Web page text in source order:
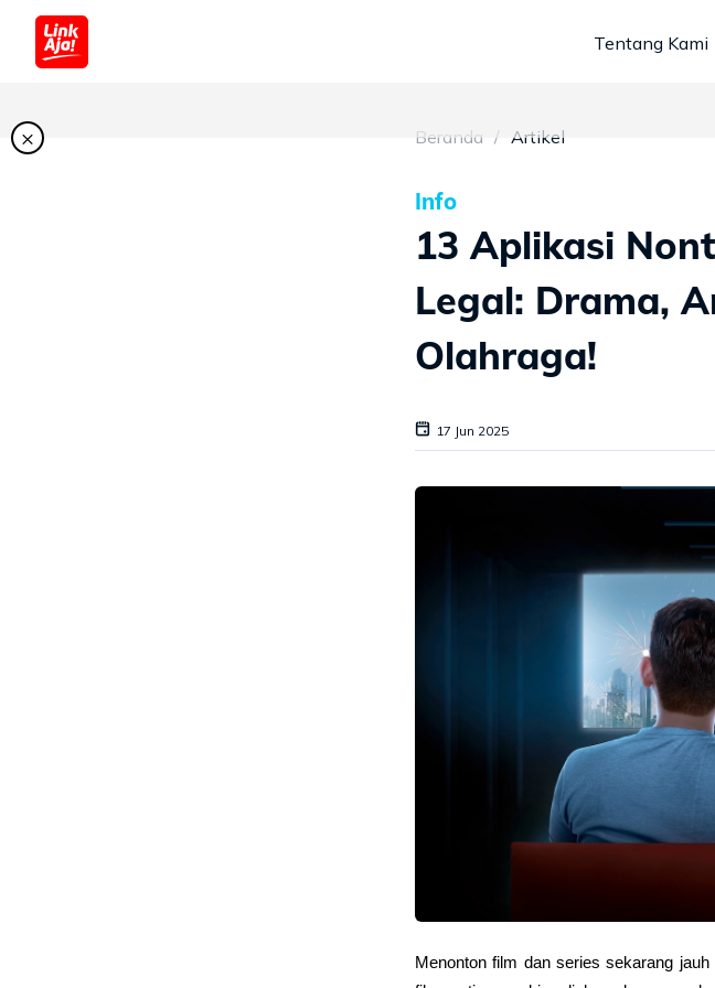
Tentang Kami
Beranda Artikel
Info
13 Aplikasi
Legal: Drama,
Olahraga!
17 Jun 2025
Menonton film dan series sekarang
×